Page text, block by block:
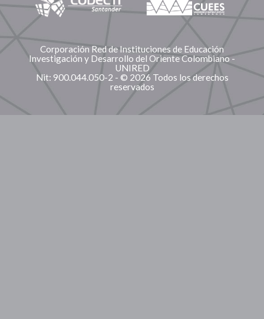
Corporación Red de Instituciones de Educación
Investigación y Desarrollo del Oriente Colombiano -
UNIRED
Nit: 900.044.050-2 - © 2026 Todos los derechos
reservados